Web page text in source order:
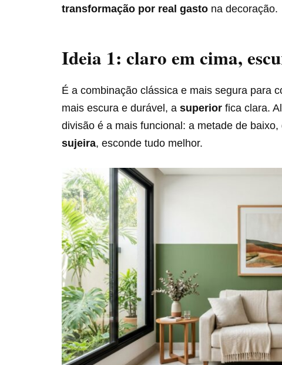
transformação por real gasto na decoração.
Ideia 1: claro em cima,
É a combinação clássica e mais segura para
mais escura e durável, a superior fica clara.
divisão é a mais funcional: a metade de
sujeira, esconde tudo melhor.